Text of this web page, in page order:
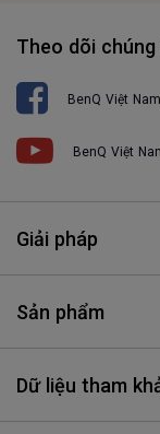
Theo dõi
BenQ Việt Nam
BenQ Việt
Giải pháp
Sản phẩm
Dữ liệu tham